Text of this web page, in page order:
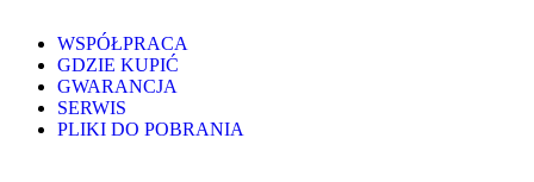
WSPÓŁPRACA
GDZIE KUPIĆ
GWARANCJA
SERWIS
PLIKI DO POBRANIA